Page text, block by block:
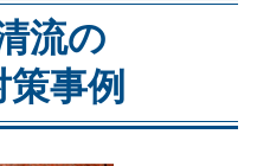
流の
事例